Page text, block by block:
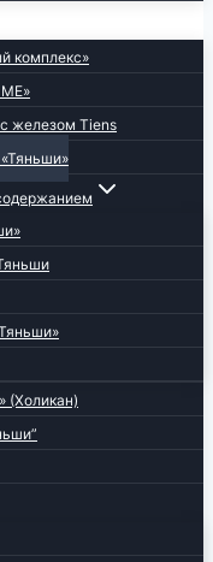
комплекс»
МЕ»
железом Tiens
(Холикан)